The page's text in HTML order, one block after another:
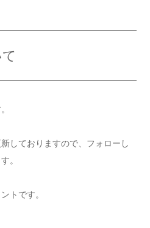
しておりますので、フォローし
。
トです。